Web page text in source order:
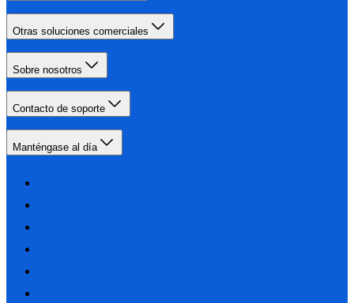
Otras soluciones comerciales
Sobre nosotros
Contacto de soporte
Manténgase al día